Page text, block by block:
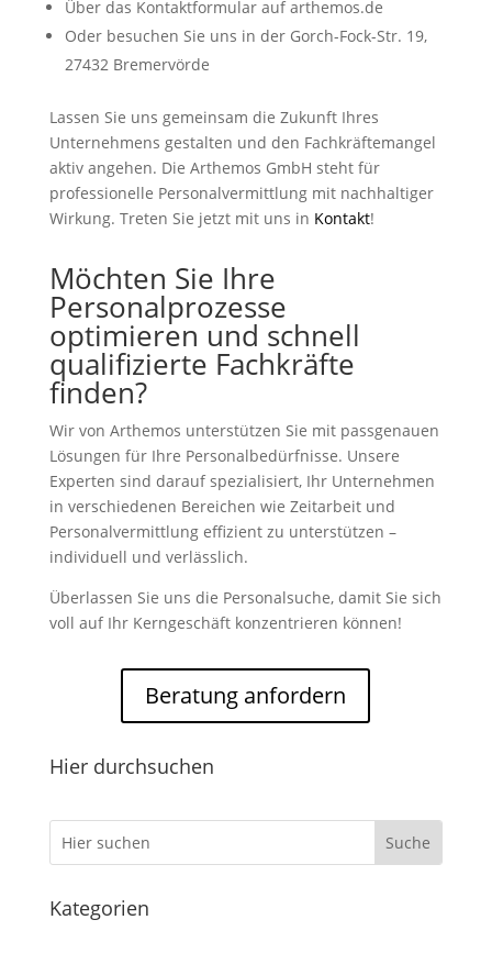
Über das Kontaktformular auf arthemos.de
Oder besuchen Sie uns in der Gorch-Fock-Str. 19,
27432 Bremervörde
Lassen Sie uns gemeinsam die Zukunft Ihres
Unternehmens gestalten und den Fachkräftemangel
aktiv angehen. Die Arthemos GmbH steht für
professionelle Personalvermittlung mit nachhaltiger
Wirkung. Treten Sie jetzt mit uns in Kontakt!
Möchten Sie Ihre
Personalprozesse
optimieren und schnell
qualifizierte Fachkräfte
finden?
Wir von Arthemos unterstützen Sie mit passgenauen
Lösungen für Ihre Personalbedürfnisse. Unsere
Experten sind darauf spezialisiert, Ihr Unternehmen
in verschiedenen Bereichen wie Zeitarbeit und
Personalvermittlung effizient zu unterstützen –
individuell und verlässlich.
Überlassen Sie uns die Personalsuche, damit Sie sich
voll auf Ihr Kerngeschäft konzentrieren können!
Beratung anfordern
Hier durchsuchen
Kategorien